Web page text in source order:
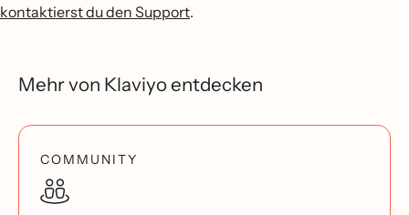
kontaktierst du den Support.
Mehr von Klaviyo entdecken
COMMUNITY